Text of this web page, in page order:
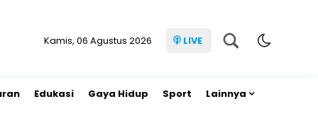
Kamis, 06 Agustus 2026 LIVE
Edukasi Gaya Hidup Sport Lainnya